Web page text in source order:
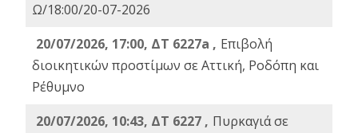
Ω/18:00/20-07-2026
20/07/2026, 17:00, ΔΤ 6227a , Επιβολή
διοικητικών προστίμων σε Αττική, Ροδόπη και
Ρέθυμνο
20/07/2026, 10:43, ΔΤ 6227 , Πυρκαγιά σε